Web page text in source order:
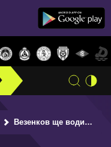
Везенков ще води националите срещу Норвегия